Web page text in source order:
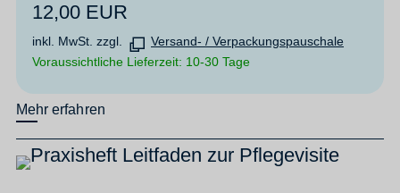
12,00 EUR
inkl. MwSt. zzgl.
Versand- / Verpackungspauschale
Voraussichtliche Lieferzeit: 10-30 Tage
Mehr erfahren